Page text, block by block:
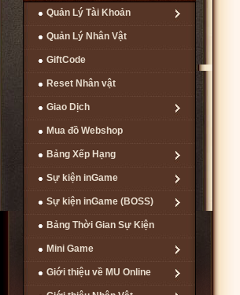
Quản Lý Tài Khoản
Quản Lý Nhân Vật
GiftCode
Reset Nhân vật
Giao Dịch
Mua đồ Webshop
Bảng Xếp Hạng
Sự kiện inGame
Sự kiện inGame (BOSS)
Bảng Thời Gian Sự Kiện
Mini Game
Giới thiệu về MU Online